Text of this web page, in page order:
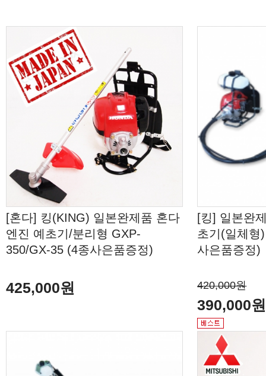
[혼다] 킹(KING) 일본완제품 혼다
엔진 예초기/분리형 GXP-
350/GX-35 (4종사은품증정)
425,000원
[킹] 일본완
초기(일체형
사은품증정)
420,000원
390,000원